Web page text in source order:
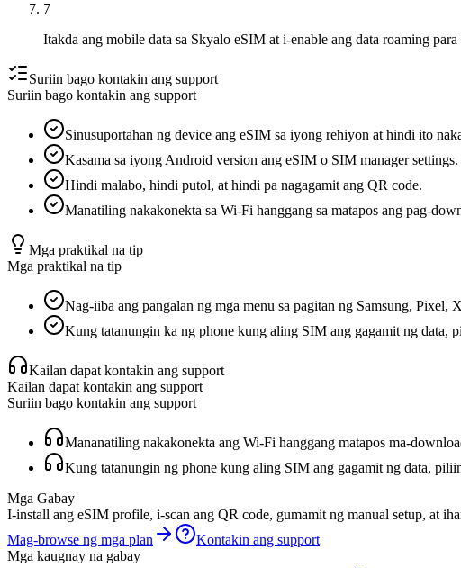
7
Itakda ang mobile data sa Skyalo eSIM at i-enable ang data roaming
Suriin bago kontakin ang support
Suriin bago kontakin ang support
Sinusuportahan ng device ang eSIM sa iyong rehiyon at hindi ito
Kasama sa iyong Android version ang eSIM o SIM manager settings.
Hindi malabo, hindi putol, at hindi pa nagagamit ang QR code.
Manatiling nakakonekta sa Wi-Fi hanggang sa matapos ang pag-
Mga praktikal na tip
Mga praktikal na tip
Nag-iiba ang pangalan ng mga menu sa pagitan ng Samsung,
Kung tatanungin ka ng phone kung aling SIM ang gagamit ng data,
Kailan dapat kontakin ang support
Kailan dapat kontakin ang support
Suriin bago kontakin ang support
Mananatiling nakakonekta ang Wi‑Fi hanggang matapos ma-
Kung tatanungin ng phone kung aling SIM ang gagamit ng data,
Mga Gabay
I-install ang eSIM profile, i-scan ang QR code, gumamit ng manual setup, at
Mag-browse ng mga plan
Kontakin ang support
Mga kaugnay na gabay